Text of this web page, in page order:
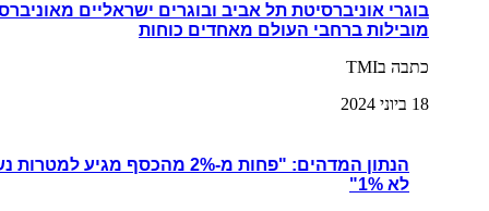
בוגרי אוניברסיטת תל אביב ובוגרים ישראליים
מובילות ברחבי העולם מאחדים כוחות
כתבה בTMI
18 ביוני 2024
הנתון המדהים: "פחות מ-2% מהכסף
לא 1%"